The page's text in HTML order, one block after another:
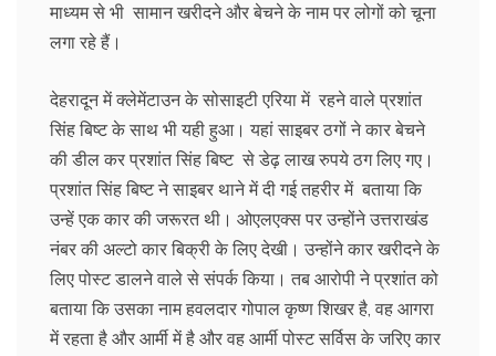
माध्यम से भी सामान खरीदने और बेचने के नाम पर लोगों को चूना
लगा रहे हैं।
देहरादून में क्लेमेंटाउन के सोसाइटी एरिया में रहने वाले प्रशांत
सिंह बिष्ट के साथ भी यही हुआ। यहां साइबर ठगों ने कार बेचने
की डील कर प्रशांत सिंह बिष्ट से डेढ़ लाख रुपये ठग लिए गए।
प्रशांत सिंह बिष्ट ने साइबर थाने में दी गई तहरीर में बताया कि
उन्हें एक कार की जरूरत थी। ओएलएक्स पर उन्होंने उत्तराखंड
नंबर की अल्टो कार बिक्री के लिए देखी। उन्होंने कार खरीदने के
लिए पोस्ट डालने वाले से संपर्क किया। तब आरोपी ने प्रशांत को
बताया कि उसका नाम हवलदार गोपाल कृष्ण शिखर है, वह आगरा
में रहता है और आर्मी में है और वह आर्मी पोस्ट सर्विस के जरिए कार